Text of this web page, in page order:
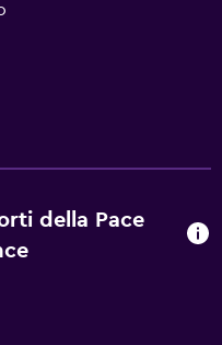
della Pace